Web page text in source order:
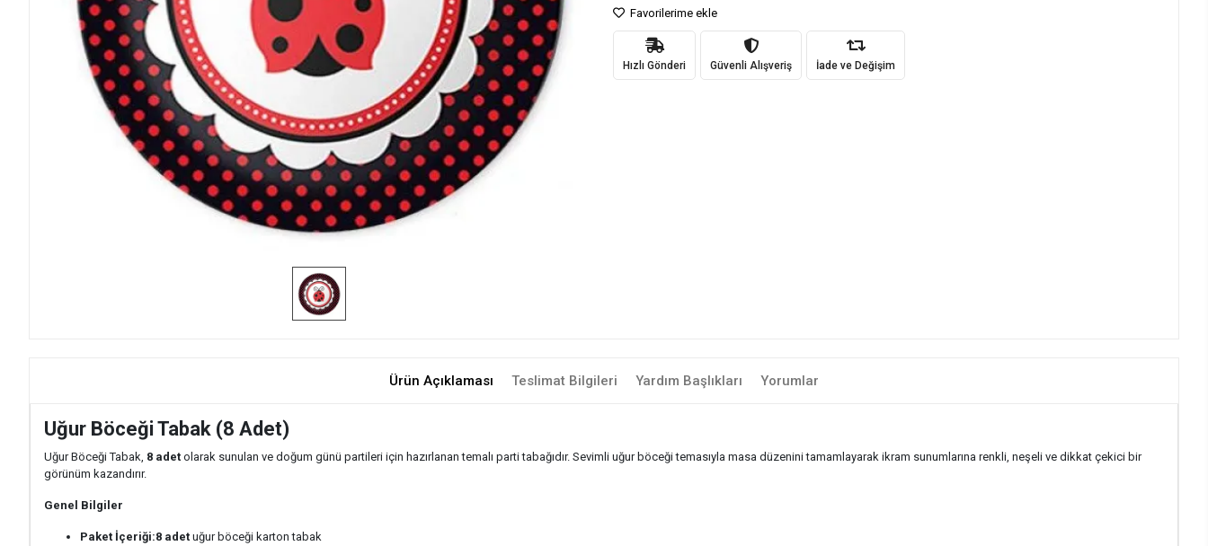
Favorilerime ekle
Hızlı Gönderi Güvenli Alışveriş İade ve Değişim
Ürün Açıklaması Teslimat Bilgileri Yardım Başlıkları Yorumlar
Uğur Böceği Tabak (8 Adet)
Uğur Böceği Tabak, 8 adet olarak sunulan ve doğum günü partileri için hazırlanan temalı parti tabağıdır. Sevimli uğur böceği temasıyla masa düzenini tamamlayarak ikram sunumlarına renkli, neşeli ve dikkat çekici bir
görünüm kazandırır.
Genel Bilgiler
Paket İçeriği:8 adet uğur böceği karton tabak